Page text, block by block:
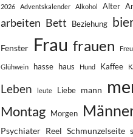
2026 Adventskalender Alkohol Alter
arbeiten Bett Beziehung
Fenster Frau frauen
Glühwein hasse haus Hund Kaffee
Leben leute Liebe mann
Montag Morgen
Psychiater Reel Schmunzelseite